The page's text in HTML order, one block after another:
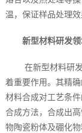
温，保证样品处理效
新型材料研发
在新型材料研
着重要作用。其精
材料合成对工艺条
合成方法，合成出
物陶瓷粉体及硼化